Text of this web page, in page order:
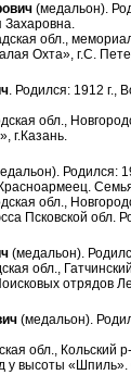
(медальон).
обл.,
Охта», г.С.
. Родился: 1912 г.,
обл.,
г.Казань.
Родился:
обл.,
Псковской обл.
(медальон).
обл.,
отрядов
(медальон).
обл., Кольский
у высоты